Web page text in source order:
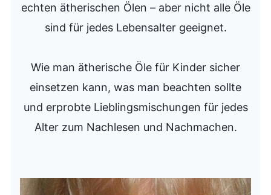
echten ätherischen Ölen – aber nicht alle Öle
sind für jedes Lebensalter geeignet.
Wie man ätherische Öle für Kinder sicher
einsetzen kann, was man beachten sollte
und erprobte Lieblingsmischungen für jedes
Alter zum Nachlesen und Nachmachen.